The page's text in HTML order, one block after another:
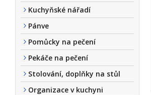
Kuchyňské nářadí
Pánve
Pomůcky na pečení
Pekáče na pečení
Stolování, doplňky na stůl
Organizace v kuchyni